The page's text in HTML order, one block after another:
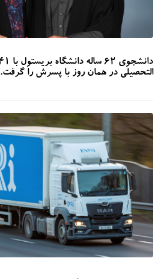
التحصیلی در همان روز با پسرش را گرفت.